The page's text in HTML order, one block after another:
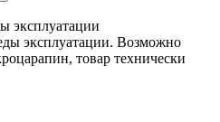
эксплуатации
эксплуатации. Возможно
товар технически